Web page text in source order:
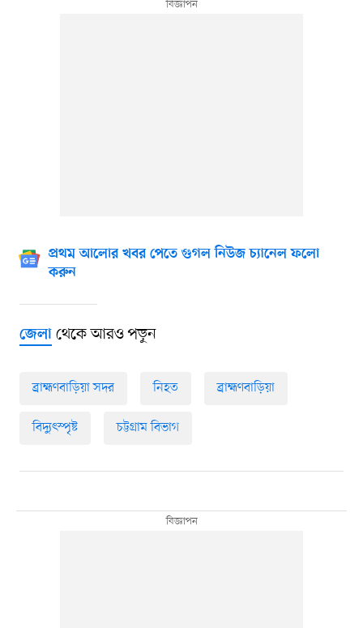
প্রথম আলোর খবর পেতে গুগল নিউজ চ্যানেল ফলো
করুন
জেলাথেকে আরও পড়ুন
ব্রাহ্মণবাড়িয়া সদর নিহত ব্রাহ্মণবাড়িয়া
বিদ্যুৎস্পৃষ্ট চট্টগ্রাম বিভাগ